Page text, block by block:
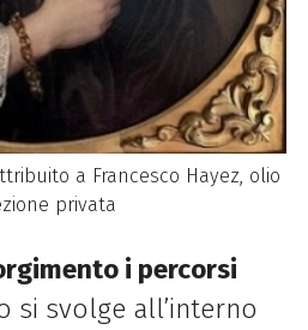
a Francesco Hayez, olio
privata
i percorsi
si svolge all’interno